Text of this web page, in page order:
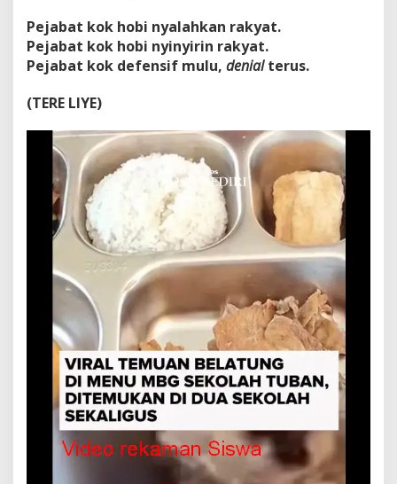
Pejabat kok hobi nyalahkan rakyat.
Pejabat kok hobi nyinyirin rakyat.
Pejabat kok defensif mulu, denialterus.
(TERE LIYE)